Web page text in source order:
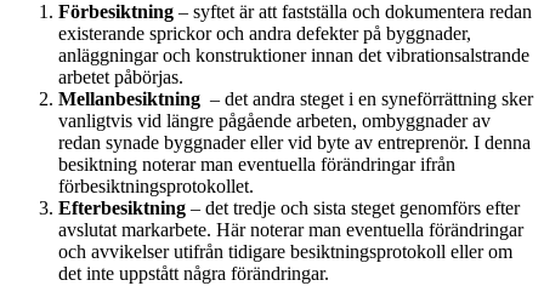
Förbesiktning – syftet är att fastställa och dokumentera redan
existerande sprickor och andra defekter på byggnader,
anläggningar och konstruktioner innan det vibrationsalstrande
arbetet påbörjas.
Mellanbesiktning – det andra steget i en syneförrättning sker
vanligtvis vid längre pågående arbeten, ombyggnader av
redan synade byggnader eller vid byte av entreprenör. I denna
besiktning noterar man eventuella förändringar ifrån
förbesiktningsprotokollet.
Efterbesiktning – det tredje och sista steget genomförs efter
avslutat markarbete. Här noterar man eventuella förändringar
och avvikelser utifrån tidigare besiktningsprotokoll eller om
det inte uppstått några förändringar.